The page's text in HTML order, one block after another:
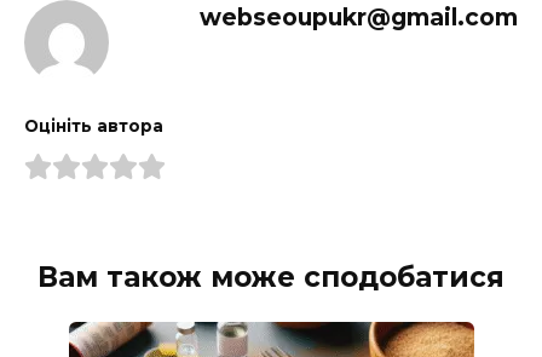
webseoupukr@gmail.com
Оцініть автора
Вам також може сподобатися